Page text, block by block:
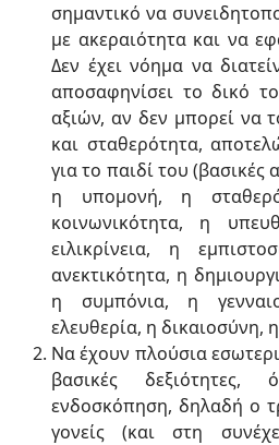
σημαντικό να
με ακεραιότητα και να
Δεν έχει νόημα να
αποσαφηνίσει το δικό
αξιών, αν δεν μπορεί να
και σταθερότητα,
για το παιδί του (βασικές
η υπομονή, η
κοινωνικότητα, η
ειλικρίνεια, η
ανεκτικότητα, η
η συμπόνια, η
ελευθερία, η δικαιοσύνη,
Να έχουν πλούσια
βασικές
ενδοσκόπηση, δηλαδή ο
γονείς (και στη